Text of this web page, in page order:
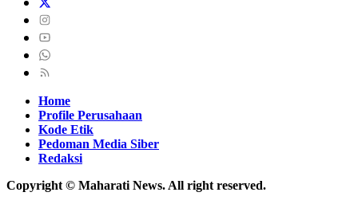
Home
Profile Perusahaan
Kode Etik
Pedoman Media Siber
Redaksi
Copyright © Maharati News. All right reserved.